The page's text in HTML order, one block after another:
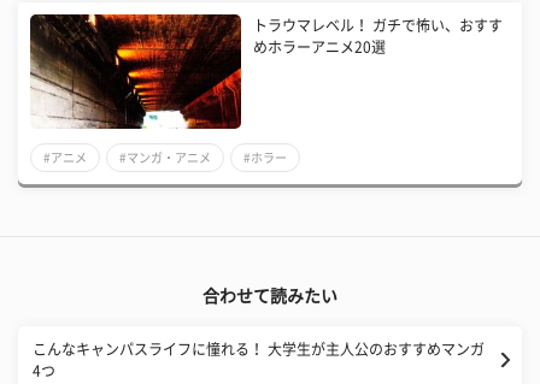
トラウマレベル！ ガチで怖い、おすす
めホラーアニメ20選
#アニメ #マンガ・アニメ #ホラー
合わせて読みたい
こんなキャンパスライフに憧れる！ 大学生が主人公のおすすめマンガ
4つ